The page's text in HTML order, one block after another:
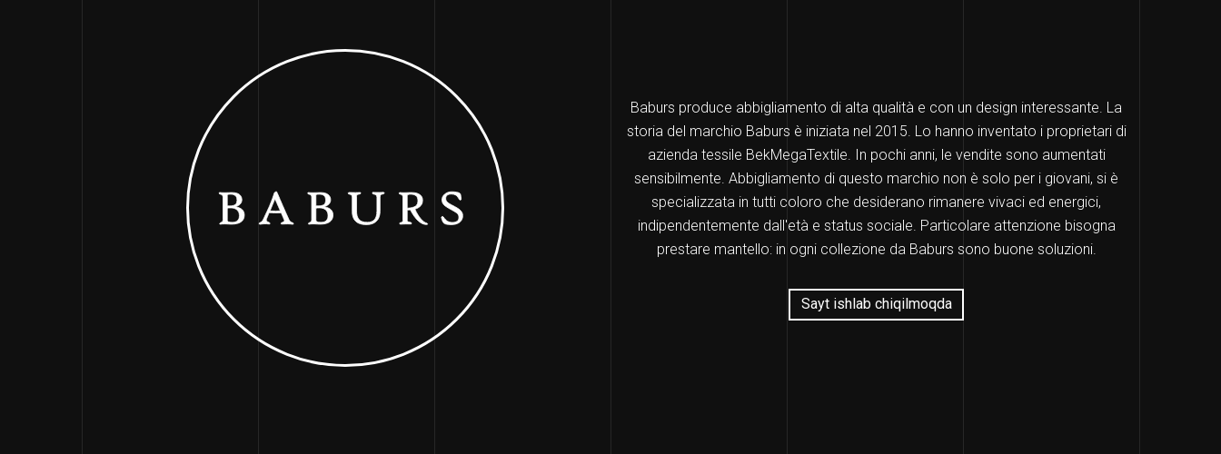
Baburs produce abbigliamento di alta qualità e con un design interessante. La
storia del marchio Baburs è iniziata nel 2015. Lo hanno inventato i proprietari di
azienda tessile BekMegaTextile. In pochi anni, le vendite sono aumentati
sensibilmente. Abbigliamento di questo marchio non è solo per i giovani, si è
specializzata in tutti coloro che desiderano rimanere vivaci ed energici,
indipendentemente dall'età e status sociale. Particolare attenzione bisogna
prestare mantello: in ogni collezione da Baburs sono buone soluzioni.
Sayt ishlab chiqilmoqda